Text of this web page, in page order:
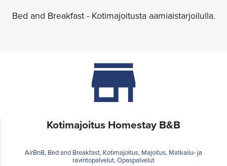
Bed and Breakfast - Kotimajoitusta aamiaistarjoilulla.
Kotimajoitus Homestay B&B
AirBnB, Bed and Breakfast, Kotimajoitus, Majoitus, Matkailu- ja
ravintopalvelut, Opaspalvelut